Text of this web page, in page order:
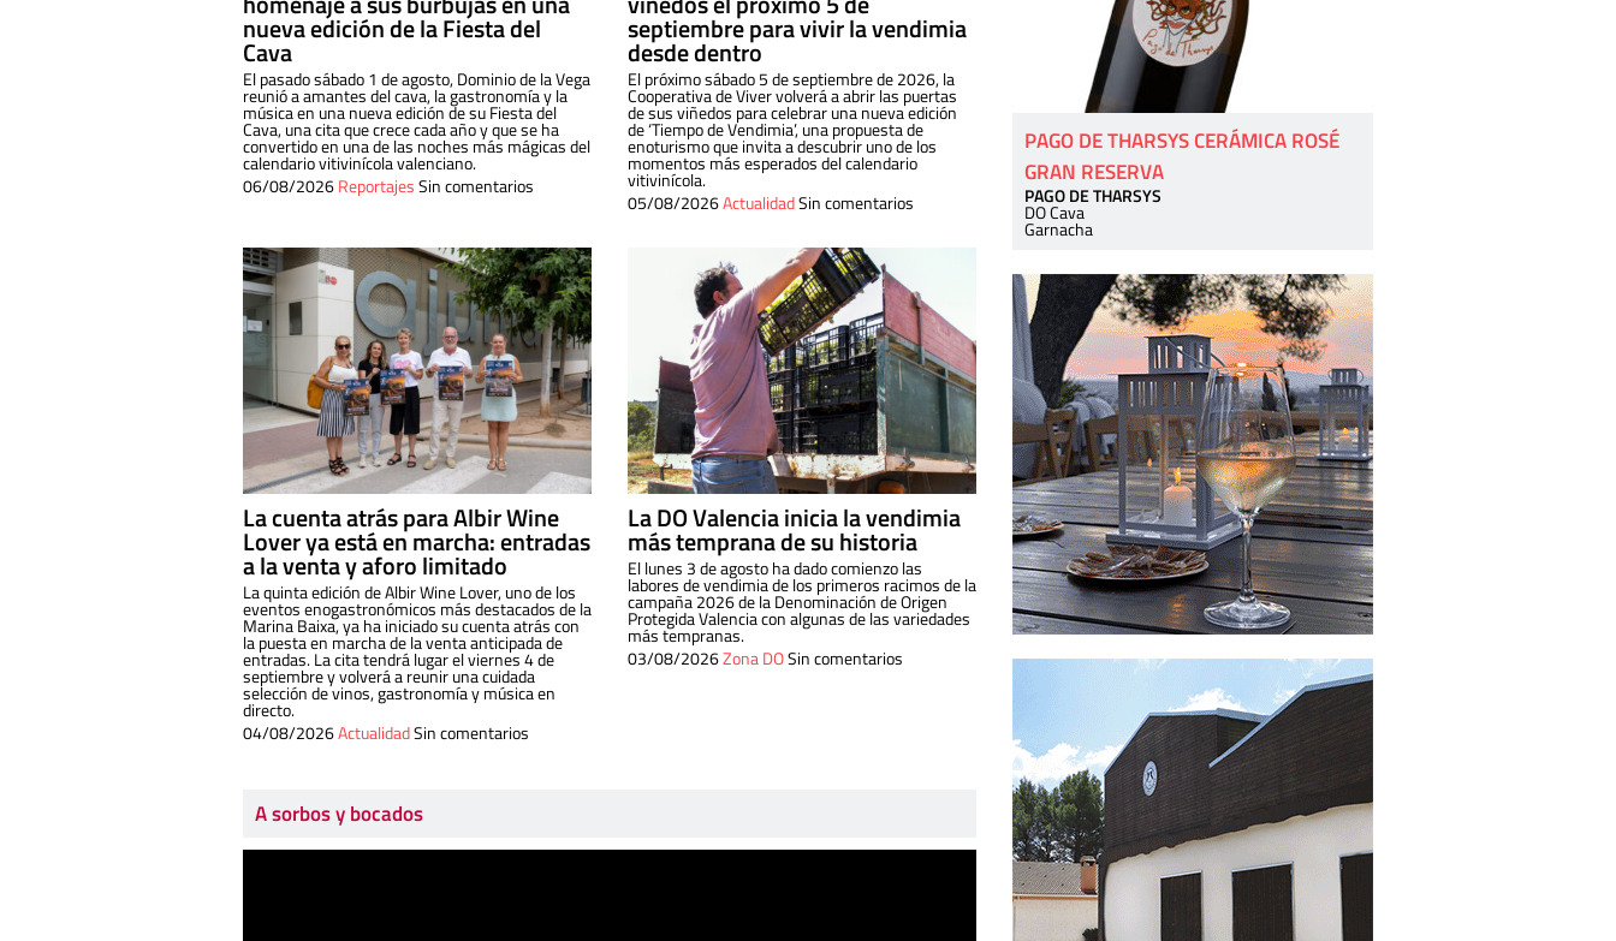
nueva edición de la Fiesta del
Cava
El pasado sábado 1 de agosto, Dominio de la Vega
reunió a amantes del cava, la gastronomía y la
música en una nueva edición de su Fiesta del
Cava, una cita que crece cada año y que se ha
convertido en una de las noches más mágicas del
calendario vitivinícola valenciano.
06/08/2026ReportajesSin comentarios
septiembre para vivir la vendimia
desde dentro
El próximo sábado 5 de septiembre de 2026, la
Cooperativa de Viver volverá a abrir las puertas
de sus viñedos para celebrar una nueva edición
de ‘Tiempo de Vendimia’, una propuesta de
enoturismo que invita a descubrir uno de los
momentos más esperados del calendario
vitivinícola.
05/08/2026ActualidadSin comentarios
La cuenta atrás para Albir Wine
Lover ya está en marcha: entradas
a la venta y aforo limitado
La quinta edición de Albir Wine Lover, uno de los
eventos enogastronómicos más destacados de la
Marina Baixa, ya ha iniciado su cuenta atrás con
la puesta en marcha de la venta anticipada de
entradas. La cita tendrá lugar el viernes 4 de
septiembre y volverá a reunir una cuidada
selección de vinos, gastronomía y música en
directo.
04/08/2026ActualidadSin comentarios
La DO Valencia inicia la vendimia
más temprana de su historia
El lunes 3 de agosto ha dado comienzo las
labores de vendimia de los primeros racimos de la
campaña 2026 de la Denominación de Origen
Protegida Valencia con algunas de las variedades
más tempranas.
03/08/2026Zona DOSin comentarios
A sorbos y bocados
PAGO DE THARSYS CERÁMICA ROSÉ
GRAN RESERVA
PAGO DE THARSYS
DO Cava
Garnacha